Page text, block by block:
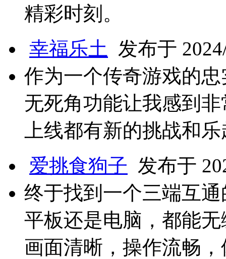
精彩时刻。
幸福乐土
发布于
作为一个传奇游戏的
无死角功能让我感到
上线都有新的挑战和
爱挑食狗子 发布于
终于找到一个三端互
平板还是电脑，都能
画面清晰，操作流畅